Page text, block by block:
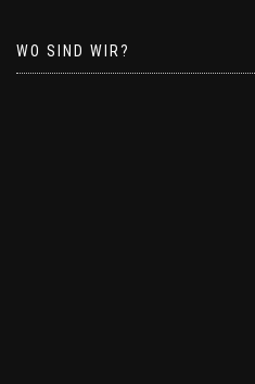
WO SIND WIR?